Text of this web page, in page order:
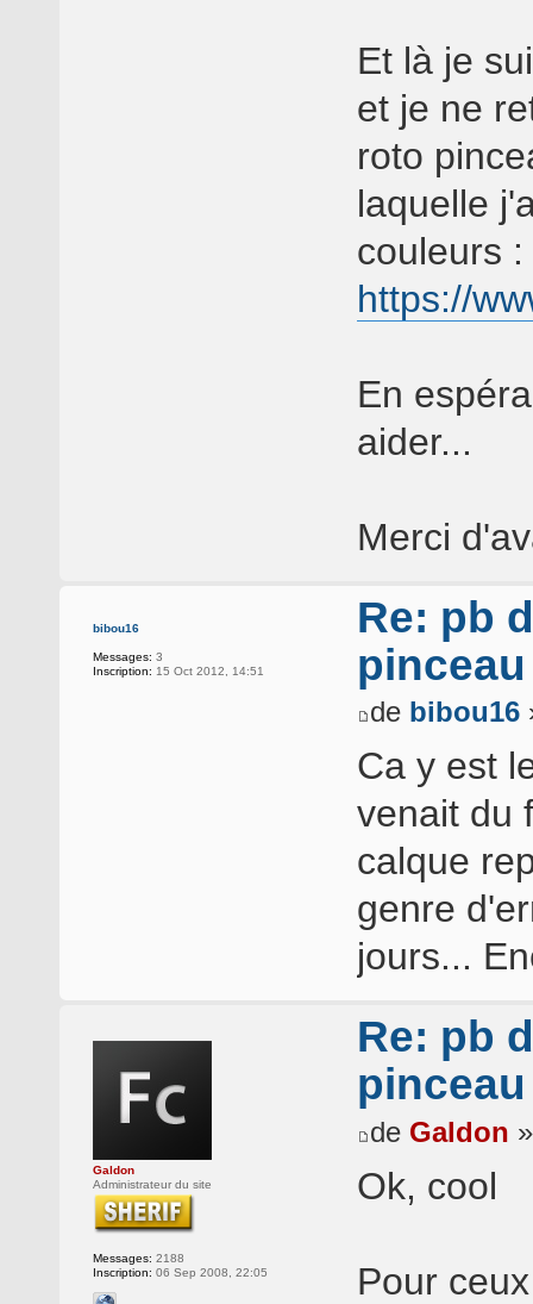
Et là je
et je ne
roto
laquelle
couleurs :
https://
En
aider...
Merci
bibou16
Messages: 3
Inscription: 15 Oct 2012, 14:51
Re: pb
pinceau
de bibou16
Ca y est
venait du
calque
genre
jours...
Galdon
Administrateur du site
Messages: 2188
Inscription: 06 Sep 2008, 22:05
Re: pb
pinceau
de Galdon
Ok, cool
Pour